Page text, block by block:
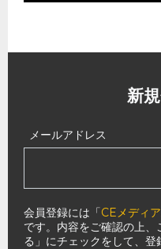
新
メールアドレス
会員登録には「CEメディ
です。内容をご確認の上
る」にチェックをして、登